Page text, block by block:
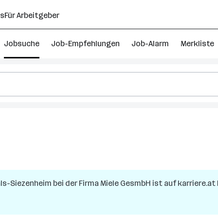
Für Arbeitgeber
Jobsuche Job-Empfehlungen Job-Alarm Merkliste
Siezenheim bei der Firma Miele GesmbH ist auf karriere.at